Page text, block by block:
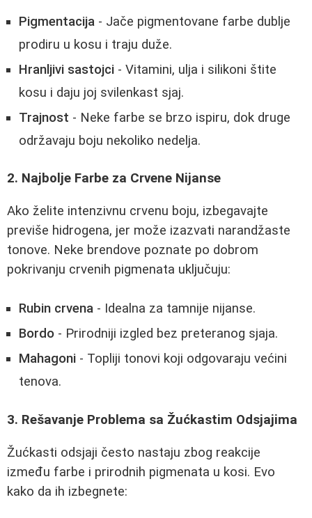
Pigmentacija - Jače pigmentovane farbe dublje
prodiru u kosu i traju duže.
Hranljivi sastojci - Vitamini, ulja i silikoni štite
kosu i daju joj svilenkast sjaj.
Trajnost - Neke farbe se brzo ispiru, dok druge
održavaju boju nekoliko nedelja.
2. Najbolje Farbe za Crvene Nijanse
Ako želite intenzivnu crvenu boju, izbegavajte
previše hidrogena, jer može izazvati narandžaste
tonove. Neke brendove poznate po dobrom
pokrivanju crvenih pigmenata uključuju:
Rubin crvena - Idealna za tamnije nijanse.
Bordo - Prirodniji izgled bez preteranog sjaja.
Mahagoni - Topliji tonovi koji odgovaraju većini
tenova.
3. Rešavanje Problema sa Žućkastim Odsjajima
Žućkasti odsjaji često nastaju zbog reakcije
između farbe i prirodnih pigmenata u kosi. Evo
kako da ih izbegnete: